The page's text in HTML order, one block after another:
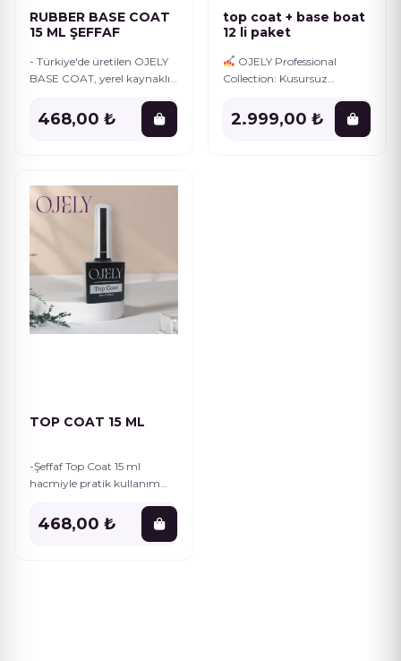
RUBBER BASE COAT
15 ML ŞEFFAF
- Türkiye'de üretilen OJELY
BASE COAT, yerel kaynaklı
şekilde hazırlanmıştır.; - 15
ml boyutundaki bu ürün,
468,00 ₺
top coat + base boat
12 li paket
OJELY Professional
Collection: Kusursuz
kalitede tırnaklar için
ihtiyacınız olan her şey bu
2.999,00 ₺
TOP COAT 15 ML
-Şeffaf Top Coat 15 ml
hacmiyle pratik kullanım
taşıyabilirsiniz. - Türkiye'de
üretilmiş olup, yerel kaynaklı
468,00 ₺